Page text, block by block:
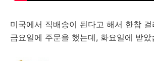
미국에서 직배송이 된다고 해서 한참
금요일에 주문을 했는데, 화요일에 받았